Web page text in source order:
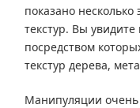
показано
текстур. Вы увидите
посредством
текстур дерева,
Манипуляции